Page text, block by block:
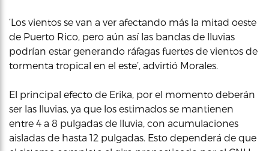
‘Los vientos se van a ver afectando más la mitad oeste
de Puerto Rico, pero aún así las bandas de lluvias
podrían estar generando ráfagas fuertes de vientos de
tormenta tropical en el este’, advirtió Morales.
El principal efecto de Erika, por el momento deberán
ser las lluvias, ya que los estimados se mantienen
entre 4 a 8 pulgadas de lluvia, con acumulaciones
aisladas de hasta 12 pulgadas. Esto dependerá de que